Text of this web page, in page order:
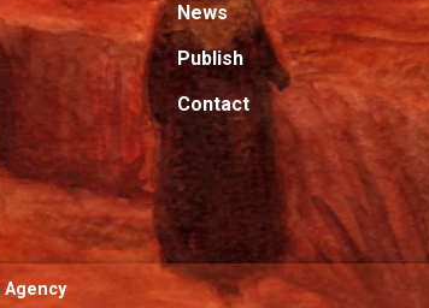
News
Publish
Contact
Agency